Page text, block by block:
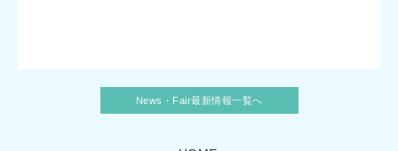
News・Fair最新情報一覧へ